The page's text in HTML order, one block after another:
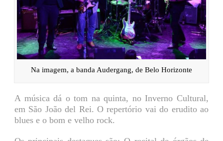
Na imagem, a banda Audergang, de Belo Horizonte
A música dá o tom na quinta, no Inverno Cultural,
em São João del Rei. O repertório vai do erudito ao
blues e o bom e velho rock.